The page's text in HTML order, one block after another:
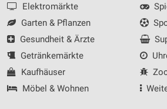
Elektromärkte
Garten & Pflanzen
Gesundheit & Ärzte
Getränkemärkte
Kaufhäuser
Möbel & Wohnen